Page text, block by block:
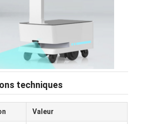
qualité
techniques
Valeur